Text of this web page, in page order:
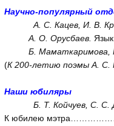
Научно-популярный
А. С. Кацев, И. В.
А. О. Орусбаев.
Б. Маматкаримова,
(К 200-летию поэмы А. С.
Наши юбиляры
Б. Т. Койчуев, С. С.
К юбилею